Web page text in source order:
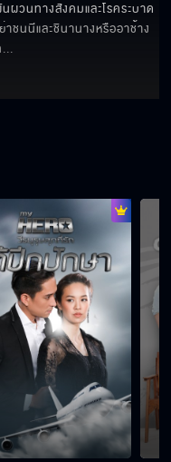
วนทางสังคมและโรคระบาด
ชนนีและชินานางหรืออาช้าง
...